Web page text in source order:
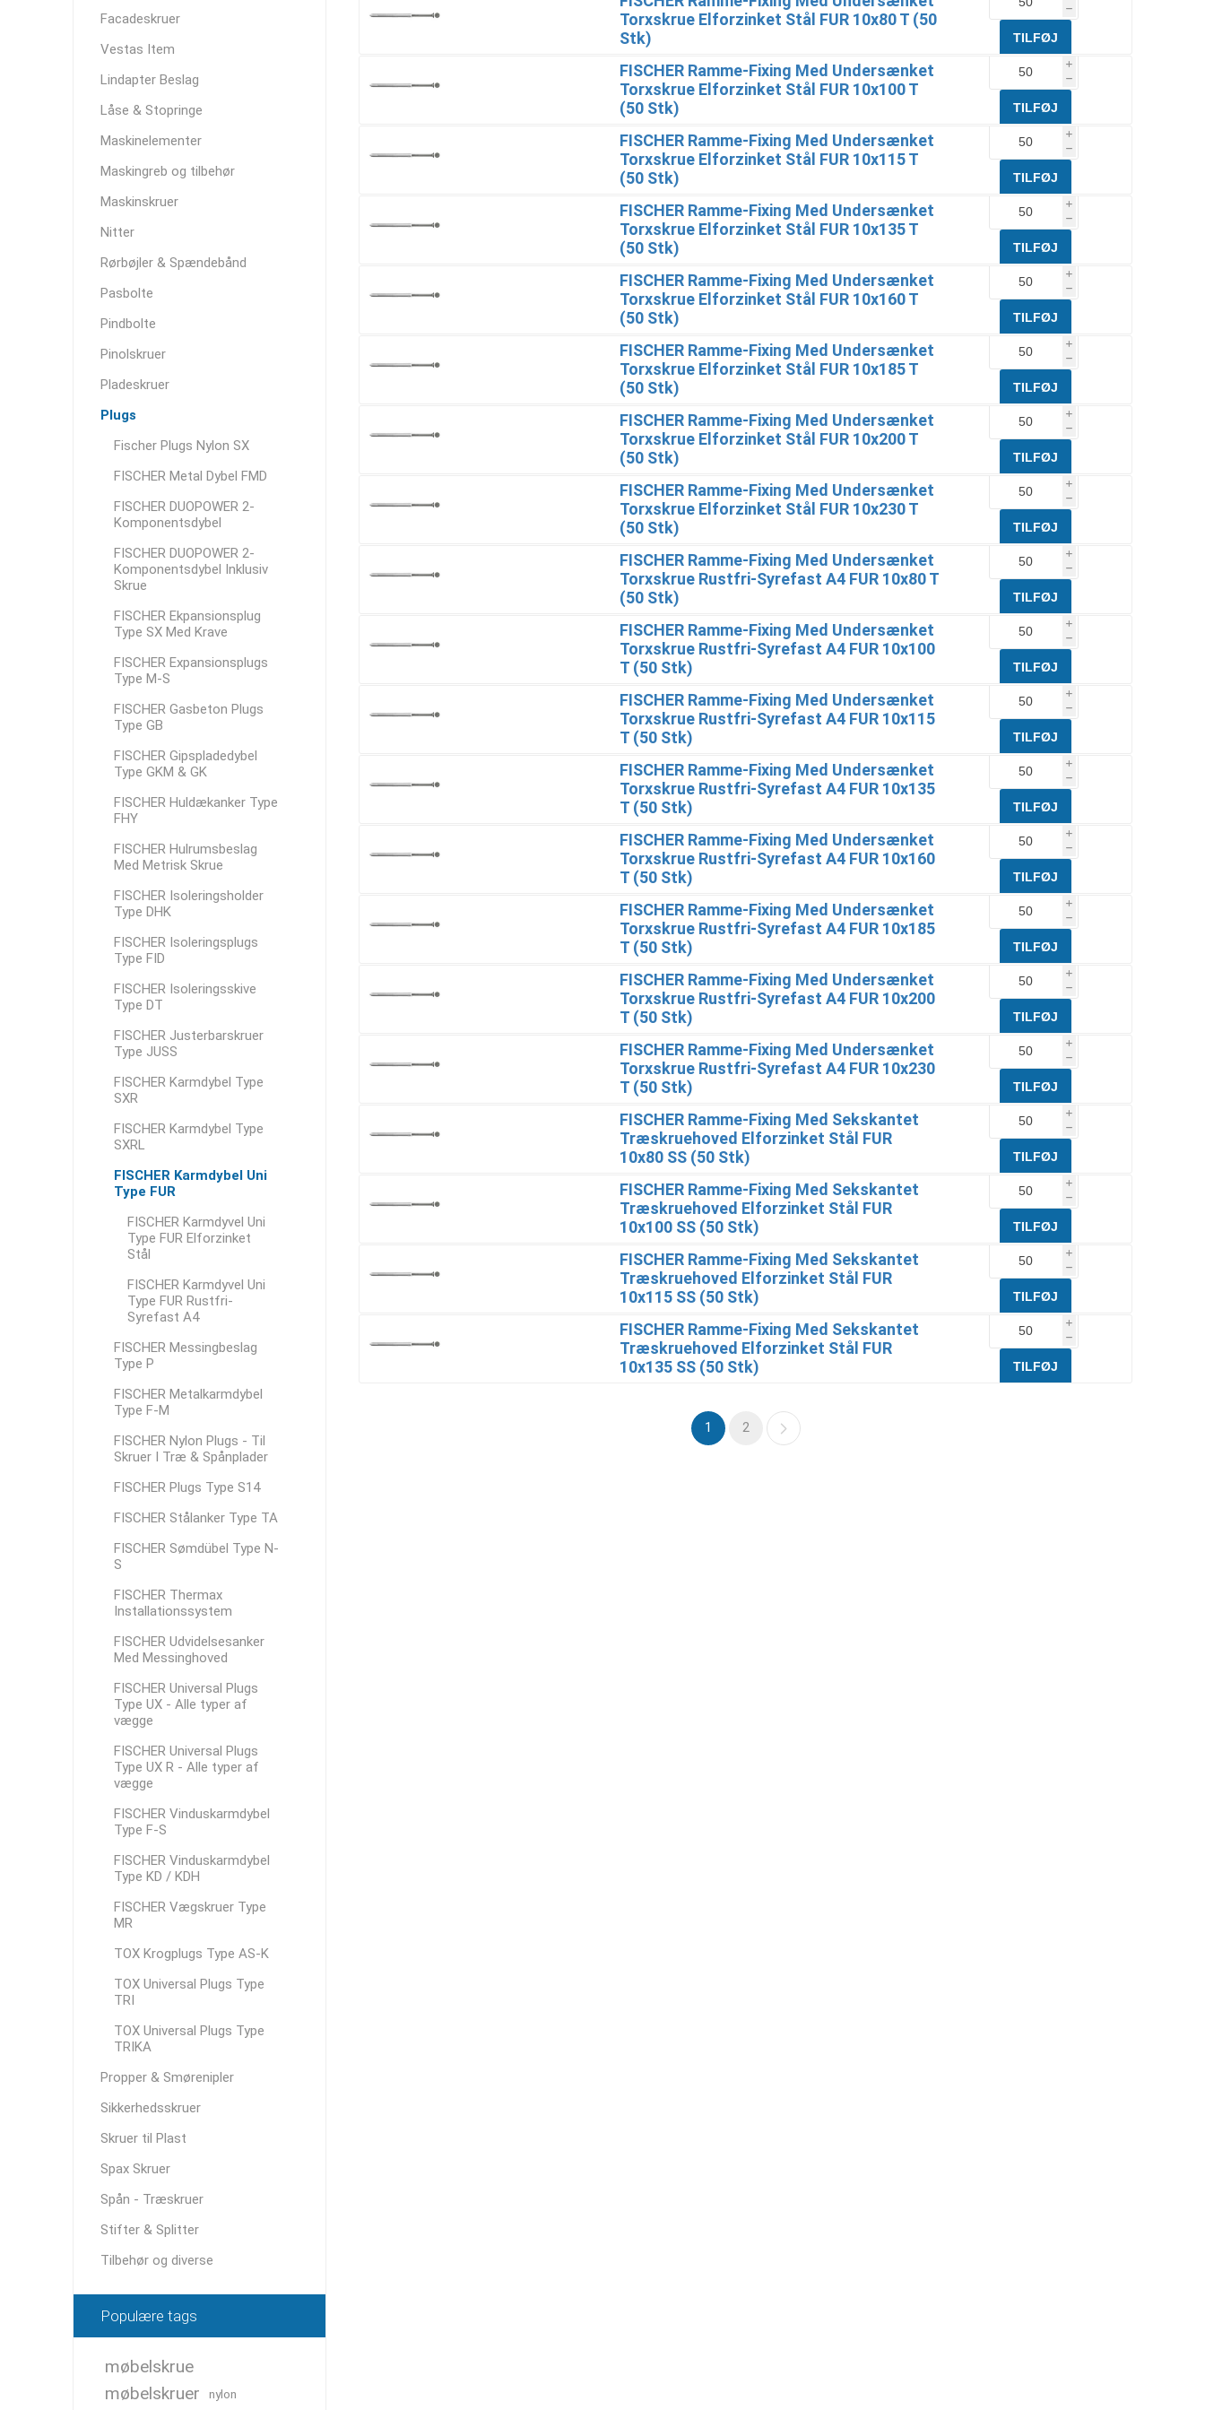
Torxskrue Elforzinket Stål FUR 10x80 T (50
Stk)
h
FISCHER Ramme-Fixing Med Undersænket
Torxskrue Elforzinket Stål FUR 10x100 T
(50 Stk)
i
h
FISCHER Ramme-Fixing Med Undersænket
Torxskrue Elforzinket Stål FUR 10x115 T
(50 Stk)
i
h
FISCHER Ramme-Fixing Med Undersænket
Torxskrue Elforzinket Stål FUR 10x135 T
(50 Stk)
i
h
FISCHER Ramme-Fixing Med Undersænket
Torxskrue Elforzinket Stål FUR 10x160 T
(50 Stk)
i
h
FISCHER Ramme-Fixing Med Undersænket
Torxskrue Elforzinket Stål FUR 10x185 T
(50 Stk)
i
h
FISCHER Ramme-Fixing Med Undersænket
Torxskrue Elforzinket Stål FUR 10x200 T
(50 Stk)
i
h
FISCHER Ramme-Fixing Med Undersænket
Torxskrue Elforzinket Stål FUR 10x230 T
(50 Stk)
i
h
FISCHER Ramme-Fixing Med Undersænket
Torxskrue Rustfri-Syrefast A4 FUR 10x80 T
(50 Stk)
i
h
FISCHER Ramme-Fixing Med Undersænket
Torxskrue Rustfri-Syrefast A4 FUR 10x100
T (50 Stk)
i
h
FISCHER Ramme-Fixing Med Undersænket
Torxskrue Rustfri-Syrefast A4 FUR 10x115
T (50 Stk)
i
h
FISCHER Ramme-Fixing Med Undersænket
Torxskrue Rustfri-Syrefast A4 FUR 10x135
T (50 Stk)
i
h
FISCHER Ramme-Fixing Med Undersænket
Torxskrue Rustfri-Syrefast A4 FUR 10x160
T (50 Stk)
i
h
FISCHER Ramme-Fixing Med Undersænket
Torxskrue Rustfri-Syrefast A4 FUR 10x185
T (50 Stk)
i
h
FISCHER Ramme-Fixing Med Undersænket
Torxskrue Rustfri-Syrefast A4 FUR 10x200
T (50 Stk)
i
h
FISCHER Ramme-Fixing Med Undersænket
Torxskrue Rustfri-Syrefast A4 FUR 10x230
T (50 Stk)
i
h
FISCHER Ramme-Fixing Med Sekskantet
Træskruehoved Elforzinket Stål FUR
10x80 SS (50 Stk)
i
h
FISCHER Ramme-Fixing Med Sekskantet
Træskruehoved Elforzinket Stål FUR
10x100 SS (50 Stk)
i
h
FISCHER Ramme-Fixing Med Sekskantet
Træskruehoved Elforzinket Stål FUR
10x115 SS (50 Stk)
i
h
FISCHER Ramme-Fixing Med Sekskantet
Træskruehoved Elforzinket Stål FUR
10x135 SS (50 Stk)
i
h
1 2
Facadeskruer
Vestas Item
Lindapter Beslag
Låse & Stopringe
Maskinelementer
Maskingreb og tilbehør
Maskinskruer
Nitter
Rørbøjler & Spændebånd
Pasbolte
Pindbolte
Pinolskruer
Pladeskruer
Plugs
Fischer Plugs Nylon SX
FISCHER Metal Dybel FMD
FISCHER DUOPOWER 2-
Komponentsdybel
FISCHER DUOPOWER 2-
Komponentsdybel Inklusiv
Skrue
FISCHER Ekpansionsplug
Type SX Med Krave
FISCHER Expansionsplugs
Type M-S
FISCHER Gasbeton Plugs
Type GB
FISCHER Gipspladedybel
Type GKM & GK
FISCHER Huldækanker Type
FHY
FISCHER Hulrumsbeslag
Med Metrisk Skrue
FISCHER Isoleringsholder
Type DHK
FISCHER Isoleringsplugs
Type FID
FISCHER Isoleringsskive
Type DT
FISCHER Justerbarskruer
Type JUSS
FISCHER Karmdybel Type
SXR
FISCHER Karmdybel Type
SXRL
FISCHER Karmdybel Uni
Type FUR
FISCHER Karmdyvel Uni
Type FUR Elforzinket
Stål
FISCHER Karmdyvel Uni
Type FUR Rustfri-
Syrefast A4
FISCHER Messingbeslag
Type P
FISCHER Metalkarmdybel
Type F-M
FISCHER Nylon Plugs - Til
Skruer I Træ & Spånplader
FISCHER Plugs Type S14
FISCHER Stålanker Type TA
FISCHER Sømdübel Type N-
S
FISCHER Thermax
Installationssystem
FISCHER Udvidelsesanker
Med Messinghoved
FISCHER Universal Plugs
Type UX - Alle typer af
vægge
FISCHER Universal Plugs
Type UX R - Alle typer af
vægge
FISCHER Vinduskarmdybel
Type F-S
FISCHER Vinduskarmdybel
Type KD / KDH
FISCHER Vægskruer Type
MR
TOX Krogplugs Type AS-K
TOX Universal Plugs Type
TRI
TOX Universal Plugs Type
TRIKA
Propper & Smørenipler
Sikkerhedsskruer
Skruer til Plast
Spax Skruer
Spån - Træskruer
Stifter & Splitter
Tilbehør og diverse
Populære tags
møbelskrue
møbelskruer
nylon